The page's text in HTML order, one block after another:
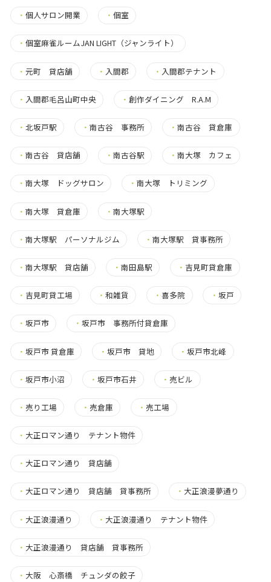
・ 個人サロン開業 ・個室
・ 個室麻雀ルームJAN LIGHT（ジャンライト）
・ 元町 貸店舗 ・ 入間郡 ・ 入間郡テナント
・ 入間郡毛呂山町中央 ・創作ダイニング R.A.M
・ 北坂戸駅 ・南古谷 事務所 ・南古谷 貸倉庫
・ 南古谷 貸店舗 ・南古谷駅 ・南大塚 カフェ
・ 南大塚 ドッグサロン ・南大塚 トリミング
・ 南大塚 貸倉庫 ・南大塚駅
・ 南大塚駅 パーソナルジム ・南大塚駅 貸事務所
・ 南大塚駅 貸店舗 ・南田島駅 ・ 吉見町貸倉庫
・ 吉見町貸工場 ・和雑貨 ・喜多院 ・ 坂戸
・ 坂戸市 ・坂戸市 事務所付貸倉庫
・ 坂戸市 貸倉庫 ・坂戸市 貸地 ・坂戸市北峰
・ 坂戸市小沼 ・坂戸市石井 ・ 売ビル
・ 売り工場 ・ 売倉庫 ・ 売工場
・ 大正ロマン通り テナント物件
・ 大正ロマン通り 貸店舗
・ 大正ロマン通り 貸店舗 貸事務所 ・ 大正浪漫夢通り
・ 大正浪漫通り ・ 大正浪漫通り テナント物件
・ 大正浪漫通り 貸店舗 貸事務所
・ 大阪 心斎橋 チュンダの餃子